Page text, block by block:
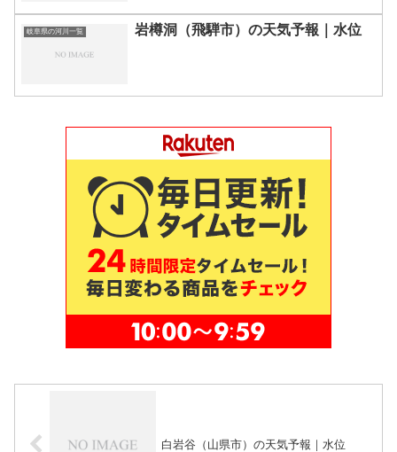
岐阜県の河川一覧 岩樽洞（飛騨市）の天気予報｜水位
白岩谷（山県市）の天気予報｜水位